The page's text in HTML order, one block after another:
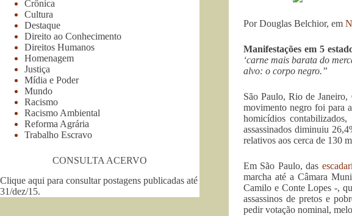
Por Douglas Belchior, em
Manifestações em 5
‘carne mais barata do
alvo: o corpo negro.”
São Paulo, Rio de
movimento negro foi para
homicídios
assassinados diminuiu
relativos aos cerca de 130
Em São Paulo, das
marcha até a Câmara
Camilo e Conte Lopes -,
assassinos de pretos e
pedir votação nominal,
Crônica
Cultura
Destaque
Direito ao Conhecimento
Direitos Humanos
Homenagem
Justiça
Mídia e Poder
Mundo
Racismo
Racismo Ambiental
Reforma Agrária
Trabalho Escravo
CONSULTA ACERVO
Clique aqui para consultar postagens publicadas até
31/dez/15.